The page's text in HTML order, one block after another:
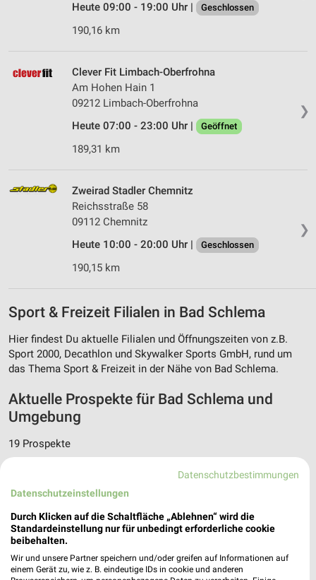
Heute 09:00 - 19:00 Uhr |
Geschlossen
190,16 km
❯
Clever Fit Limbach-Oberfrohna
Am Hohen Hain 1
09212 Limbach-Oberfrohna
Heute 07:00 - 23:00 Uhr |
Geöffnet
189,31 km
❯
Zweirad Stadler Chemnitz
Reichsstraße 58
09112 Chemnitz
Heute 10:00 - 20:00 Uhr |
Geschlossen
190,15 km
Sport & Freizeit Filialen in Bad Schlema
Hier findest Du aktuelle Filialen und Öffnungszeiten von z.B.
Sport 2000, Decathlon und Skywalker Sports GmbH, rund um
das Thema Sport & Freizeit in der Nähe von Bad Schlema.
Aktuelle Prospekte für Bad Schlema und
Umgebung
19 Prospekte
Datenschutzbestimmungen
Datenschutzeinstellungen
Durch Klicken auf die Schaltfläche „Ablehnen“ wird die
Standardeinstellung nur für unbedingt erforderliche cookie
beibehalten.
Wir und unsere Partner speichern und/oder greifen auf Informationen auf
einem Gerät zu, wie z. B. eindeutige IDs in cookie und anderen